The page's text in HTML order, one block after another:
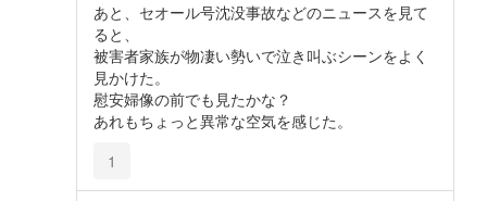
あと、セオール号沈没事故などのニュースを見て
ると、
被害者家族が物凄い勢いで泣き叫ぶシーンをよく
見かけた。
慰安婦像の前でも見たかな？
あれもちょっと異常な空気を感じた。
1